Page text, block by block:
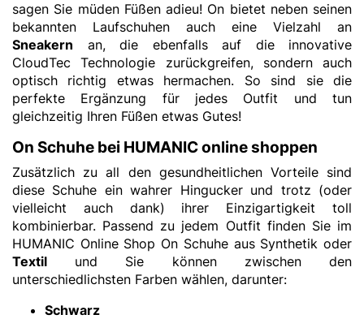
sagen Sie müden Füßen adieu! On bietet neben seinen
bekannten Laufschuhen auch eine Vielzahl an
Sneakern an, die ebenfalls auf die innovative
CloudTec Technologie zurückgreifen, sondern auch
optisch richtig etwas hermachen. So sind sie die
perfekte Ergänzung für jedes Outfit und tun
gleichzeitig Ihren Füßen etwas Gutes!
On Schuhe bei HUMANIC online shoppen
Zusätzlich zu all den gesundheitlichen Vorteile sind
diese Schuhe ein wahrer Hingucker und trotz (oder
vielleicht auch dank) ihrer Einzigartigkeit toll
kombinierbar. Passend zu jedem Outfit finden Sie im
HUMANIC Online Shop On Schuhe aus Synthetik oder
Textil und Sie können zwischen den
unterschiedlichsten Farben wählen, darunter:
Schwarz